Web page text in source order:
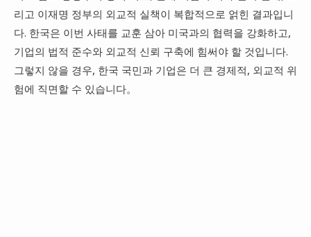
리고 이재명 정부의 외교적 실책이 복합적으로 얽힌 결과입니
다. 한국은 이번 사태를 교훈 삼아 미국과의 협력을 강화하고,
기업의 법적 준수와 외교적 신뢰 구축에 힘써야 할 것입니다.
그렇지 않을 경우, 한국 국민과 기업은 더 큰 경제적, 외교적 위
험에 직면할 수 있습니다。